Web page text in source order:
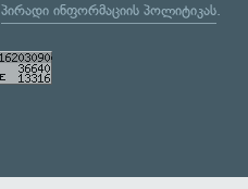
პირადი ინფორმაციის პოლიტიკას.